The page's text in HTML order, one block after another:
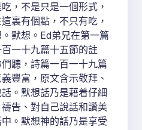
，不是只是一個形式，
裏有個點，不只有吃，
默想。Ed弟兄在第一篇
一十九篇十五節的註
聽，詩篇一百一十九篇
豐富，原文含示敬拜、
。默想話乃是藉着仔細
告、對自己說話和讚美
。默想神的話乃是享受